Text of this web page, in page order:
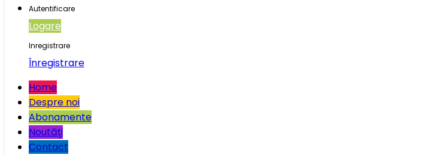
Autentificare
Logare
Inregistrare
Înregistrare
Home
Despre noi
Abonamente
Noutăţi
Contact